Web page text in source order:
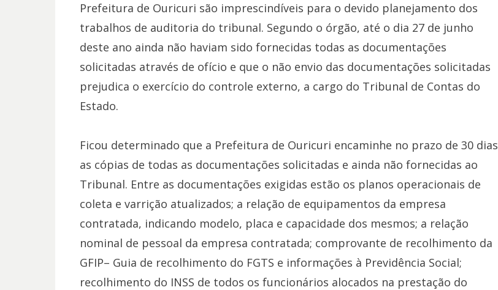
Prefeitura de Ouricuri são imprescindíveis para o devido planejamento dos
trabalhos de auditoria do tribunal. Segundo o órgão, até o dia 27 de junho
deste ano ainda não haviam sido fornecidas todas as documentações
solicitadas através de ofício e que o não envio das documentações solicitadas
prejudica o exercício do controle externo, a cargo do Tribunal de Contas do
Estado.
Ficou determinado que a Prefeitura de Ouricuri encaminhe no prazo de 30 dias
as cópias de todas as documentações solicitadas e ainda não fornecidas ao
Tribunal. Entre as documentações exigidas estão os planos operacionais de
coleta e varrição atualizados; a relação de equipamentos da empresa
contratada, indicando modelo, placa e capacidade dos mesmos; a relação
nominal de pessoal da empresa contratada; comprovante de recolhimento da
GFIP– Guia de recolhimento do FGTS e informações à Previdência Social;
recolhimento do INSS de todos os funcionários alocados na prestação do